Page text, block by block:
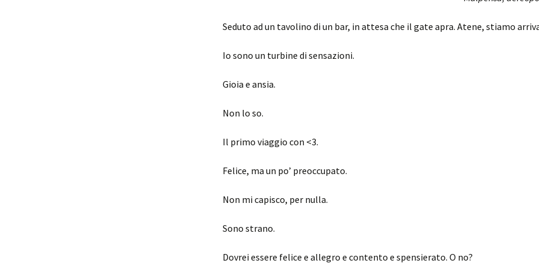
Seduto ad un tavolino di un bar, in attesa che il gate apra. Atene, stiamo
Io sono un turbine di sensazioni.
Gioia e ansia.
Non lo so.
Il primo viaggio con <3.
Felice, ma un po’ preoccupato.
Non mi capisco, per nulla.
Sono strano.
Dovrei essere felice e allegro e contento e spensierato. O no?